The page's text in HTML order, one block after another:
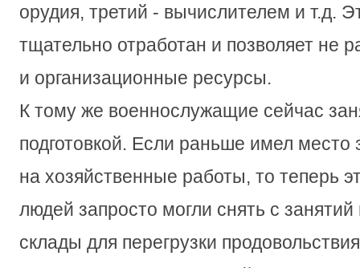
орудия, третий - вычислителем и т.д.
тщательно отработан и позволяет не
и организационные ресурсы.
К тому же военнослужащие сейчас
подготовкой. Если раньше имел место
на хозяйственные работы, то теперь
людей запросто могли снять с занятий
склады для перегрузки